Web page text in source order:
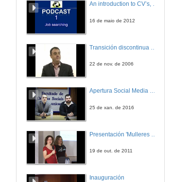
13 de abr. de 2010
13 de abr. de 2010
13 de abr. de 2010
An introduction to CV’s, letters, and job searching
16 de maio de 2012
22 de nov. de 2006
Apertura Social Media Day 2016
25 de xan. de 2016
19 de out. de 2011
Inauguración